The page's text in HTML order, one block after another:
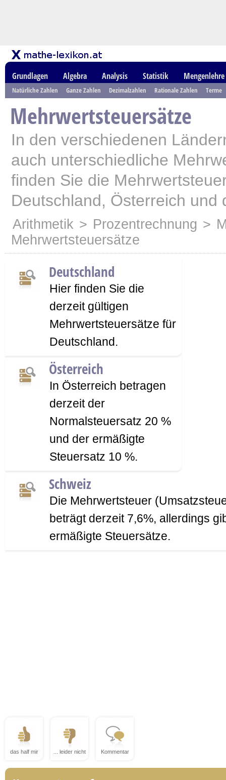
Grundlagen Algebra Analysis Statistik Mengenlehre
Natürliche Zahlen Ganze Zahlen Dezimalzahlen Rationale Zahlen Terme
Mehrwertsteuersätze
In den verschiedenen
auch unterschiedliche
finden Sie die
Deutschland, Österreich und
Arithmetik > Prozentrechnung >
Mehrwertsteuersätze
Deutschland
Hier finden Sie die
derzeit gültigen
Mehrwertsteuersätze für
Deutschland.
Österreich
In Österreich betragen
derzeit der
Normalsteuersatz 20 %
und der ermäßigte
Steuersatz 10 %.
Schweiz
Die Mehrwertsteuer
beträgt derzeit 7,6%, allerdings
ermäßigte Steuersätze.
das half mir ... leider nicht Kommentar